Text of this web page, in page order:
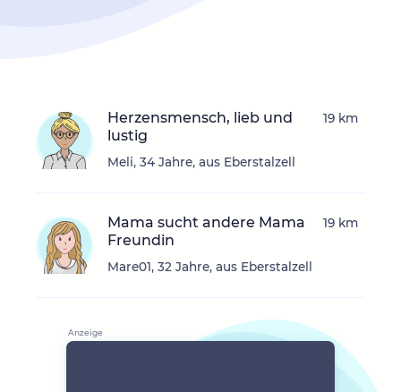
Herzensmensch, lieb und
lustig
Meli, 34 Jahre, aus Eberstalzell
19 km
Mama sucht andere Mama
Freundin
Mare01, 32 Jahre, aus Eberstalzell
19 km